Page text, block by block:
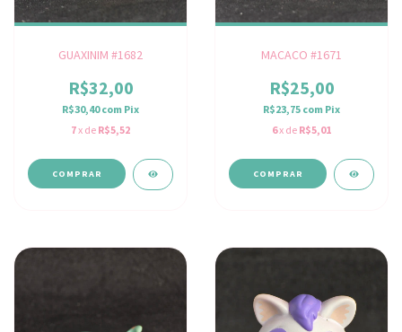
GUAXINIM #1682
R$32,00
R$30,40com Pix
7x de R$5,52
MACACO #1671
R$25,00
R$23,75 com Pix
6x de R$5,01